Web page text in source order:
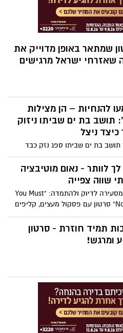
והפגיעות שבה מתגלים בכל אחת
שמתאר באופן מדוייק את
שאזרחי ישראל מרגישים
להנחיות – הן מצילות
תושב בת ים שביתו ניזוק
ניצל
תושב בת ים שביתו ספג נזק כבד
הקשה אמש, מספר כיצד ההקפדה
הצילה את חייו
לוותר - נאום מוטיבציה
שווה צפייה
הצצה מסעירה לדיוק ולהתמדה: "You Must
Not Quit" סרטון עם פסקול מעצים, קליפים
ונרטיב שמעודד להמשיך קדימה
צפו:
תמיד חוזרת - סרטון
ומרגש!